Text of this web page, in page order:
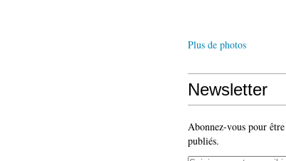
Plus de photos
Newsletter
Abonnez-vous pour
publiés.